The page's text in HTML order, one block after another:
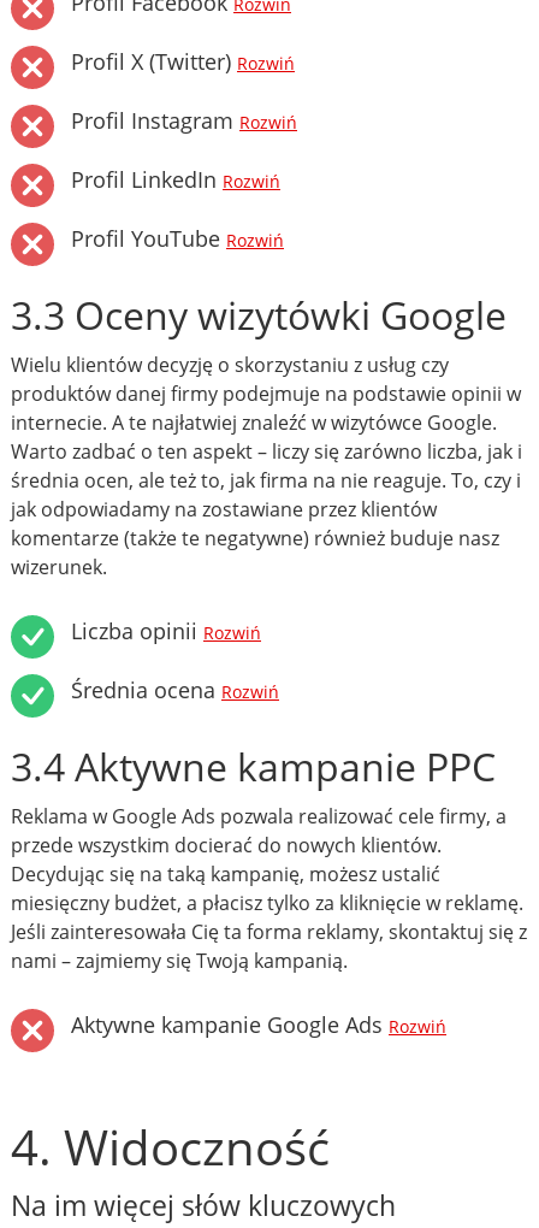
Rozwiń
Profil X (Twitter) Rozwiń
Profil Instagram Rozwiń
Profil LinkedIn Rozwiń
Profil YouTube Rozwiń
3.3 Oceny wizytówki Google
Wielu klientów decyzję o skorzystaniu z usług czy
produktów danej firmy podejmuje na podstawie opinii w
internecie. A te najłatwiej znaleźć w wizytówce Google.
Warto zadbać o ten aspekt – liczy się zarówno liczba, jak i
średnia ocen, ale też to, jak firma na nie reaguje. To, czy i
jak odpowiadamy na zostawiane przez klientów
komentarze (także te negatywne) również buduje nasz
wizerunek.
Liczba opinii Rozwiń
Średnia ocena Rozwiń
3.4 Aktywne kampanie PPC
Reklama w Google Ads pozwala realizować cele firmy, a
przede wszystkim docierać do nowych klientów.
Decydując się na taką kampanię, możesz ustalić
miesięczny budżet, a płacisz tylko za kliknięcie w reklamę.
Jeśli zainteresowała Cię ta forma reklamy, skontaktuj się z
nami – zajmiemy się Twoją kampanią.
Aktywne kampanie Google Ads Rozwiń
4. Widoczność
Na im więcej słów kluczowych